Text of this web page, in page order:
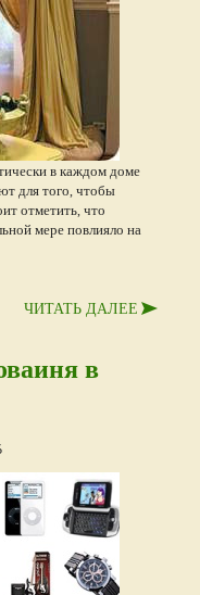
в каждом доме
для того, чтобы
отметить, что
мере повлияло на
ЧИТАТЬ ДАЛЕЕ
в